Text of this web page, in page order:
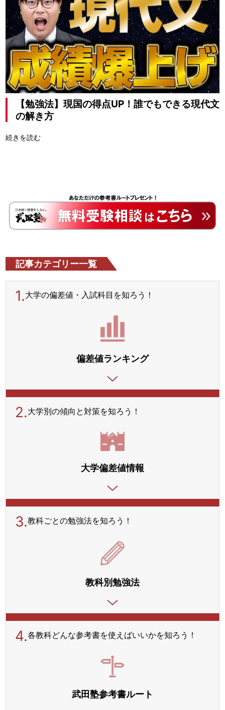
【勉強法】現国の得点UP！誰でもできる現代文
の解き方
続きを読む
記事カテゴリー一覧
1.大学の偏差値・入試科目を知ろう！
偏差値ランキング
2.大学別の傾向と対策を知ろう！
大学偏差値情報
3.教科ごとの勉強法を知ろう！
教科別勉強法
4.各教科どんな参考書を使えばいいかを知ろう！
武田塾参考書ルート
教科別
勉強法
参考書
一覧
大学別